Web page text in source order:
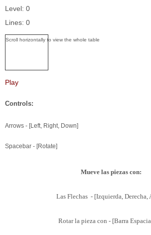
Level: 0
Lines: 0
Play
Controls:
Arrows - [Left, Right, Down]
Spacebar - [Rotate]
Mueve las piezas con:
Las Flechas - [Izquierda, Derecha,
Rotar la pieza con - [Barra